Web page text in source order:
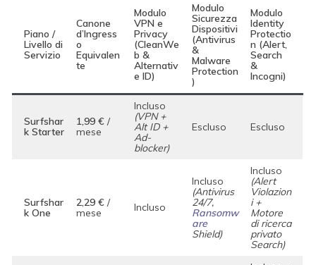
Piano /
Livello di
Servizio
Canone
d’Ingress
o
Equivalen
te
Modulo
VPN e
Privacy
(CleanWe
b &
Alternativ
e ID)
Modulo
Sicurezza
Dispositivi
(Antivirus
&
Malware
Protection
)
Modulo
Identity
Protectio
n (Alert,
Search
&
Incogni)
Surfshar
k Starter
1,99 € /
mese
Incluso
(VPN +
Alt ID +
Ad-
blocker)
Escluso Escluso
Surfshar
k One
2,29 € /
mese
Incluso
Incluso
(Antivirus
24/7,
Ransomw
are
Shield)
Incluso
(Alert
Violazion
i +
Motore
di ricerca
privato
Search)